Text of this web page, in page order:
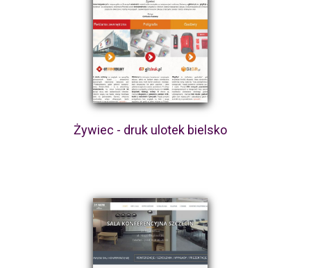
Żywiec - druk ulotek bielsko